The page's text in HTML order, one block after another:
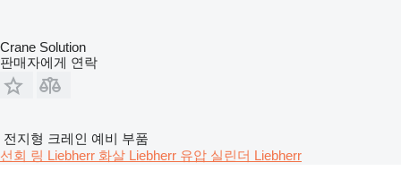
Crane Solution
판매자에게 연락
전지형 크레인 예비 부품
선회 링 Liebherr 화살 Liebherr 유압 실린더 Liebherr